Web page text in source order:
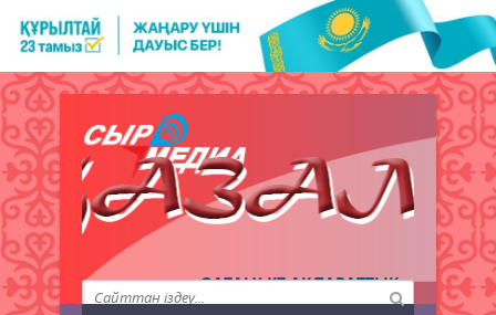
QAZALY.KZ АҚПАРАТТЫҚ
АГЕНТТІГІ